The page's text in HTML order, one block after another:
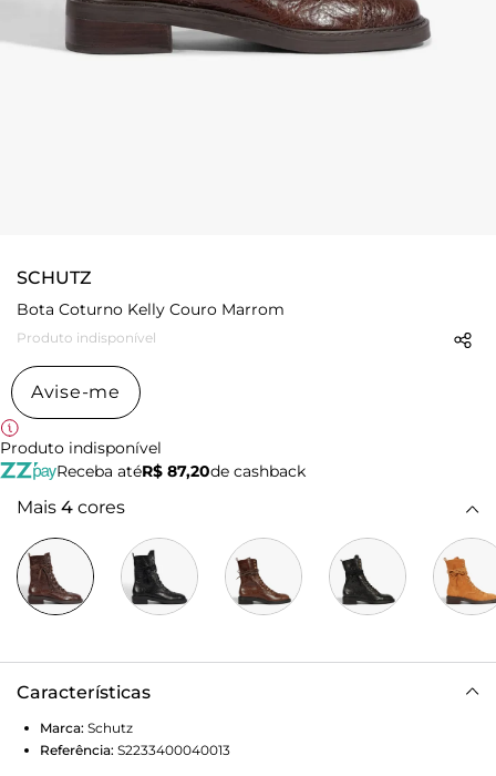
SCHUTZ
Bota Coturno Kelly Couro Marrom
Produto indisponível
Avise-me
Produto indisponível
Receba atéR$ 87,20de cashback
Mais 4 cores
Características
Marca: Schutz
Referência: S2233400040013